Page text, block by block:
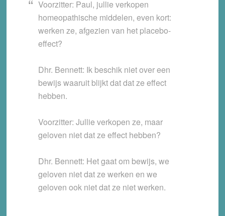
Voorzitter: Paul, jullie verkopen
homeopathische middelen, even kort:
werken ze, afgezien van het placebo-
effect?
Dhr. Bennett: Ik beschik niet over een
bewijs waaruit blijkt dat dat ze effect
hebben.
Voorzitter: Jullie verkopen ze, maar
geloven niet dat ze effect hebben?
Dhr. Bennett: Het gaat om bewijs, we
geloven niet dat ze werken en we
geloven ook niet dat ze niet werken.